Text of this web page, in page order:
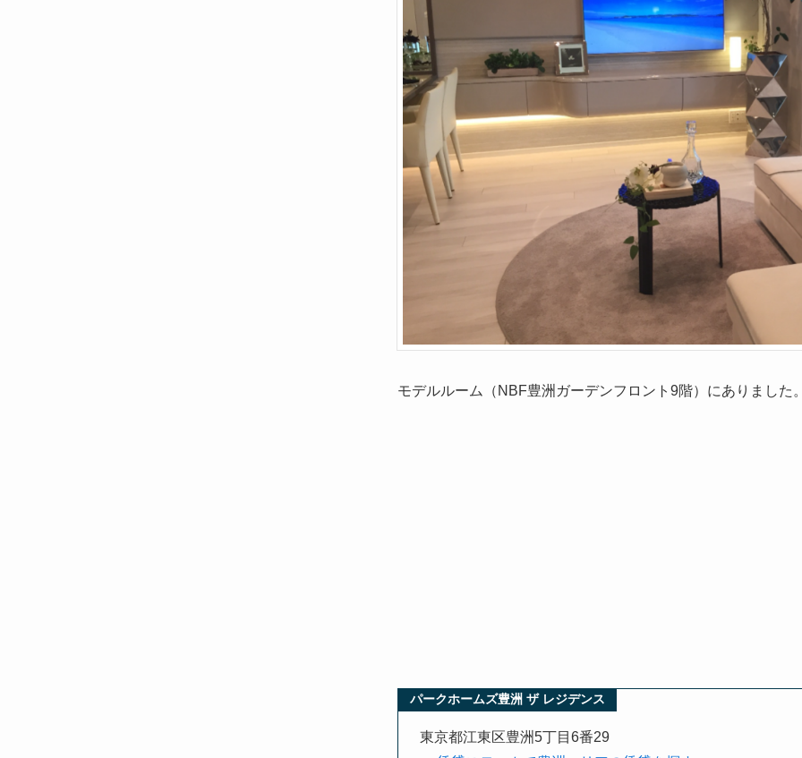
モデルルーム（NBF豊洲ガーデンフロント9階）にありました
パークホームズ豊洲 ザ レジデンス
東京都江東区豊洲5丁目6番29